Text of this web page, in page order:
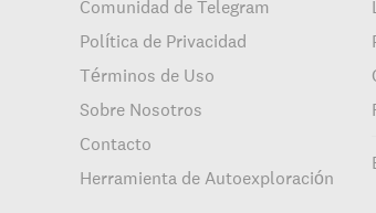
Comunidad de Telegram
Política de Privacidad
Términos de Uso
Sobre Nosotros
Contacto
Herramienta de Autoexploración